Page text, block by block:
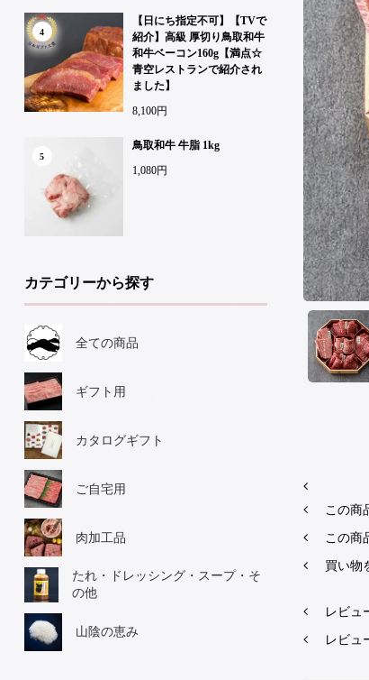
4
【日にち指定不可】【TVで
紹介】高級 厚切り鳥取和牛
和牛ベーコン160g【満点☆
青空レストランで紹介され
ました】
8,100円
5
鳥取和牛 牛脂 1kg
1,080円
カテゴリーから探す
全ての商品
ギフト用
カタログギフト
ご自宅用
肉加工品
たれ・ドレッシング・スープ・そ
の他
山陰の恵み
この商
この商
買い物
レビュ
レビュ